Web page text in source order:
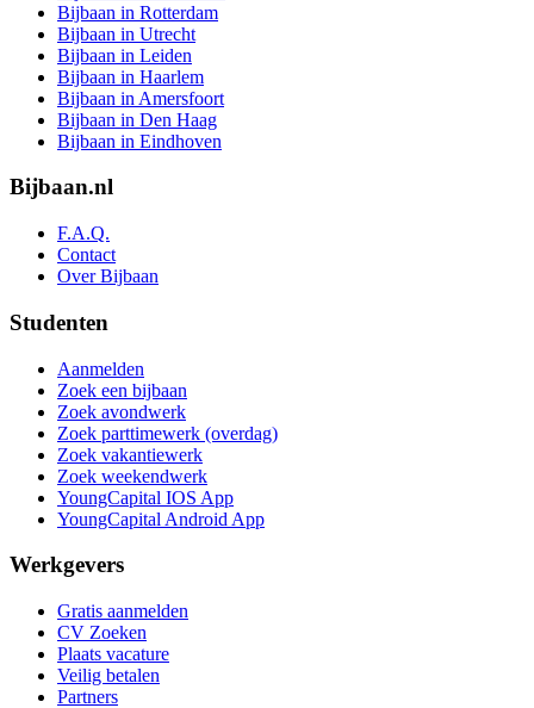
Bijbaan in Rotterdam
Bijbaan in Utrecht
Bijbaan in Leiden
Bijbaan in Haarlem
Bijbaan in Amersfoort
Bijbaan in Den Haag
Bijbaan in Eindhoven
Bijbaan.nl
F.A.Q.
Contact
Over Bijbaan
Studenten
Aanmelden
Zoek een bijbaan
Zoek avondwerk
Zoek parttimewerk (overdag)
Zoek vakantiewerk
Zoek weekendwerk
YoungCapital IOS App
YoungCapital Android App
Werkgevers
Gratis aanmelden
CV Zoeken
Plaats vacature
Veilig betalen
Partners